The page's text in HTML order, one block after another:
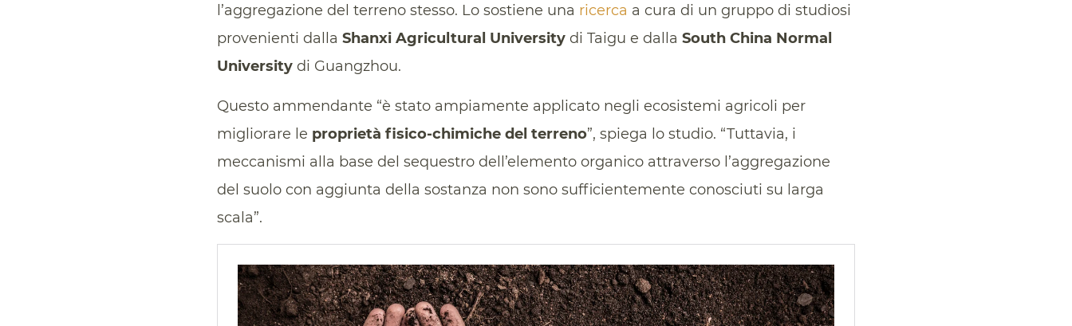
l’aggregazione del terreno stesso. Lo sostiene una ricerca a cura di un gruppo di studiosi
provenienti dalla Shanxi Agricultural University di Taigu e dalla South China Normal
University di Guangzhou.
Questo ammendante “è stato ampiamente applicato negli ecosistemi agricoli per
migliorare le proprietà fisico-chimiche del terreno”, spiega lo studio. “Tuttavia, i
meccanismi alla base del sequestro dell’elemento organico attraverso l’aggregazione
del suolo con aggiunta della sostanza non sono sufficientemente conosciuti su larga
scala”.